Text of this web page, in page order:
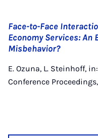
Face-to-Face
Economy Services:
Misbehavior?
E. Ozuna, L. Steinhoff,
Conference